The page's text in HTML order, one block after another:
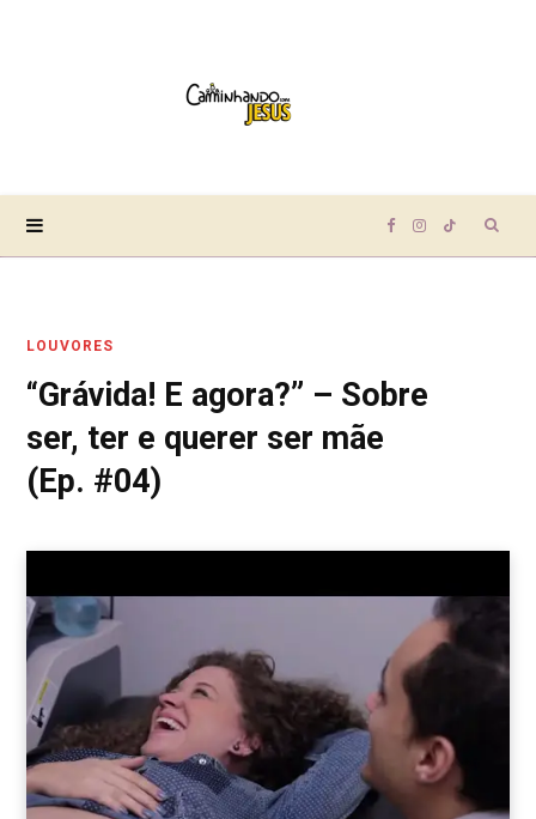
F
e
k
I
t
a
T
LOUVORES
“Grávida! E agora?” – Sobre
ser, ter e querer ser mãe
(Ep. #04)